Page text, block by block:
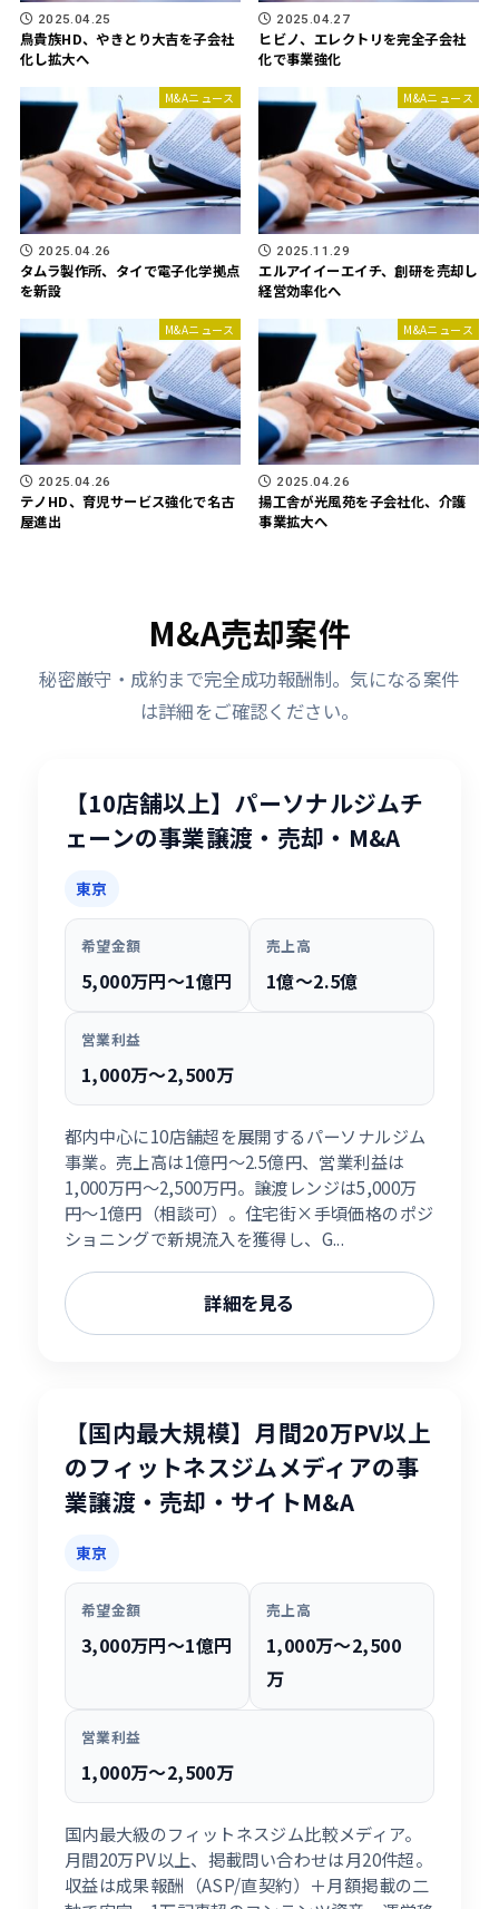
2025.04.25
鳥貴族HD、やきとり大吉を子会社
化し拡大へ
2025.04.27
ヒビノ、エレクトリを完全子会社
化で事業強化
M&Aニュース
2025.04.26
タムラ製作所、タイで電子化学拠点
を新設
M&Aニュース
2025.11.29
エルアイイーエイチ、創研を売却し
経営効率化へ
M&Aニュース
2025.04.26
テノHD、育児サービス強化で名古
屋進出
M&Aニュース
2025.04.26
揚工舎が光風苑を子会社化、介護
事業拡大へ
M&A売却案件
秘密厳守・成約まで完全成功報酬制。気になる案件
は詳細をご確認ください。
【10店舗以上】パーソナルジムチ
ェーンの事業譲渡・売却・M&A
東京
希望金額
5,000万円〜1億円
売上高
1億〜2.5億
営業利益
1,000万〜2,500万
都内中心に10店舗超を展開するパーソナルジム
事業。売上高は1億円〜2.5億円、営業利益は
1,000万円〜2,500万円。譲渡レンジは5,000万
円〜1億円（相談可）。住宅街×手頃価格のポジ
ショニングで新規流入を獲得し、G...
詳細を見る
【国内最大規模】月間20万PV以上
のフィットネスジムメディアの事
業譲渡・売却・サイトM&A
東京
希望金額
3,000万円〜1億円
売上高
1,000万〜2,500
万
営業利益
1,000万〜2,500万
国内最大級のフィットネスジム比較メディア。
月間20万PV以上、掲載問い合わせは月20件超。
収益は成果報酬（ASP/直契約）＋月額掲載の二